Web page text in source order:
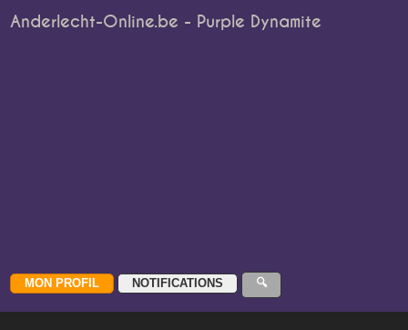
Anderlecht-Online.be - Purple Dynamite